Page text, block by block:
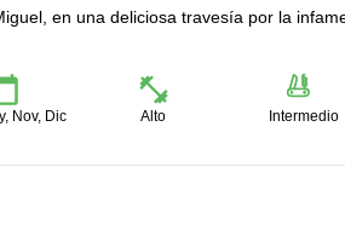
en una deliciosa travesía por la
Nov, Dic Alto Intermedio